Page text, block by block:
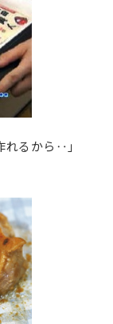
れるから‥」